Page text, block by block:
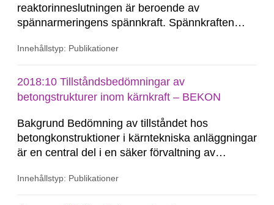
reaktorinneslutningen är beroende av
spännarmeringens spännkraft. Spännkraften
själva betongen. I byggnormen finns
men lite kunskap finns gällande hur
inneslutningens unika geometri och miljö har för
Innehållstyp: Publikationer
2018:10 Tillståndsbedömningar av
betongstrukturer inom kärnkraft – BEKON
Bakgrund Bedömning av tillståndet hos
betongkonstruktioner i kärntekniska anläggningar
är en central del i en säker förvaltning av
anläggningarna blir äldre och många har gått
Innehållstyp: Publikationer